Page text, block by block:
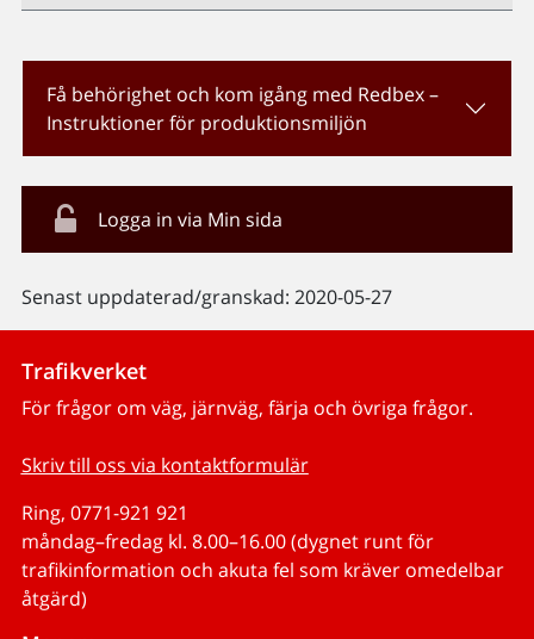
Få behörighet och kom igång med Redbex –
Instruktioner för produktionsmiljön
Logga in via Min sida
Senast uppdaterad/granskad: 2020-05-27
Trafikverket
För frågor om väg, järnväg, färja och övriga frågor.
Skriv till oss via kontaktformulär
Ring, 0771-921 921
måndag–fredag kl. 8.00–16.00 (dygnet runt för
trafikinformation och akuta fel som kräver omedelbar
åtgärd)